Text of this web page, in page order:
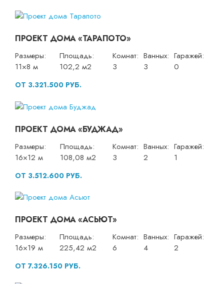
ПРОЕКТ ДОМА «ТАРАПОТО»
Размеры:
11×8 м
Площадь:
102,2 м2
Комнат:
3
Ванных:
3
Гаражей:
0
ОТ 3.321.500 РУБ.
ПРОЕКТ ДОМА «БУДЖАД»
Размеры:
16×12 м
Площадь:
108,08 м2
Комнат:
3
Ванных:
2
Гаражей:
1
ОТ 3.512.600 РУБ.
ПРОЕКТ ДОМА «АСЬЮТ»
Размеры:
16×19 м
Площадь:
225,42 м2
Комнат:
6
Ванных:
4
Гаражей:
2
ОТ 7.326.150 РУБ.